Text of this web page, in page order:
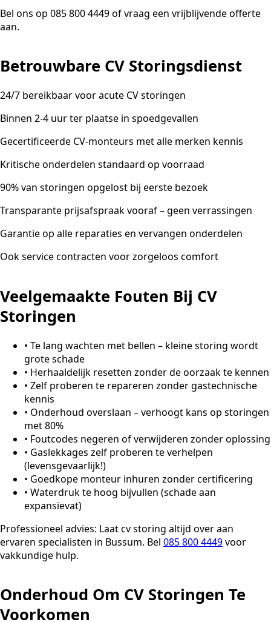
Bel ons op 085 800 4449 of vraag een vrijblijvende offerte
aan.
Betrouwbare CV Storingsdienst
24/7 bereikbaar voor acute CV storingen
Binnen 2-4 uur ter plaatse in spoedgevallen
Gecertificeerde CV-monteurs met alle merken kennis
Kritische onderdelen standaard op voorraad
90% van storingen opgelost bij eerste bezoek
Transparante prijsafspraak vooraf – geen verrassingen
Garantie op alle reparaties en vervangen onderdelen
Ook service contracten voor zorgeloos comfort
Veelgemaakte Fouten Bij CV
Storingen
• Te lang wachten met bellen – kleine storing wordt
grote schade
• Herhaaldelijk resetten zonder de oorzaak te kennen
• Zelf proberen te repareren zonder gastechnische
kennis
• Onderhoud overslaan – verhoogt kans op storingen
met 80%
• Foutcodes negeren of verwijderen zonder oplossing
• Gaslekkages zelf proberen te verhelpen
(levensgevaarlijk!)
• Goedkope monteur inhuren zonder certificering
• Waterdruk te hoog bijvullen (schade aan
expansievat)
Professioneel advies: Laat cv storing altijd over aan
ervaren specialisten in Bussum. Bel 085 800 4449voor
vakkundige hulp.
Onderhoud Om CV Storingen Te
Voorkomen